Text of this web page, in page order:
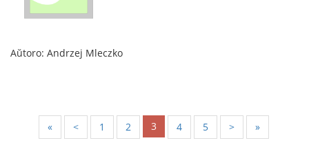
Aŭtoro: Andrzej Mleczko
« < 1 2 3 4 5 > »